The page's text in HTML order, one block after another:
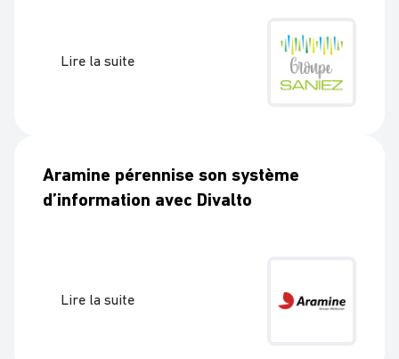
Lire la suite
Aramine pérennise son système
d’information avec Divalto
Lire la suite